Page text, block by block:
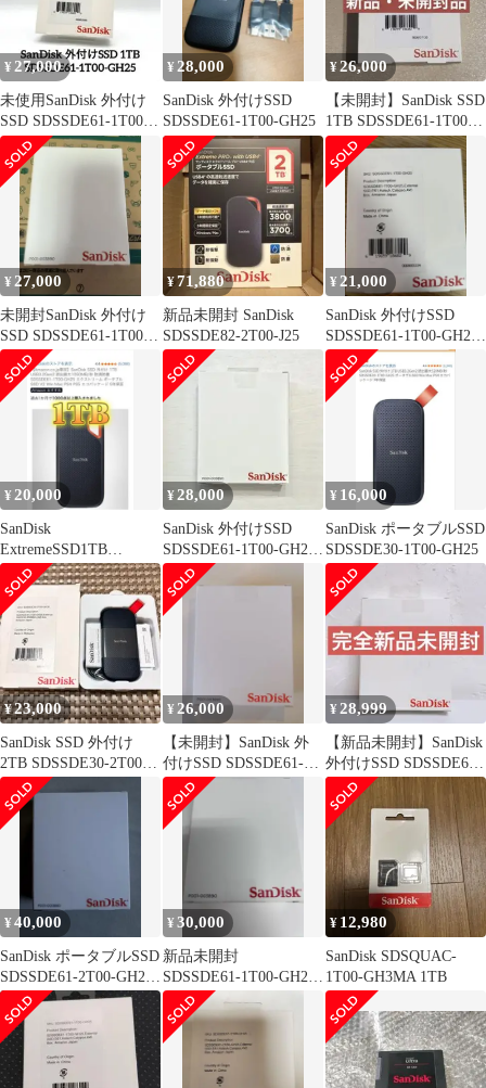
¥ 27,000
未使用SanDisk 外付け
SSD SDSSDE61-1T00-
GH25
¥28,000
SanDisk 外付けSSD
SDSSDE61-1T00-GH25
¥26,000
【未開封】SanDisk SSD
1TB SDSSDE61-1T00-
GH25
¥ 27,000
未開封SanDisk 外付け
SSD SDSSDE61-1T00-
GH25
¥71,880
新品未開封 SanDisk
SDSSDE82-2T00-J25
¥ 21,000
SanDisk 外付けSSD
SDSSDE61-1T00-GH25
1TB
¥ 20,000
SanDisk
ExtremeSSD1TB
SDSSDE61-1T00-GH25
¥28,000
SanDisk 外付けSSD
SDSSDE61-1T00-GH25
本体
¥ 16,000
SanDisk ポータブルSSD
SDSSDE30-1T00-GH25
¥23,000
SanDisk SSD 外付け
2TB SDSSDE30-2T00-
GH26
¥ 26,000
【未開封】SanDisk 外
付けSSD SDSSDE61-
1T00-GH25②
¥28,999
【新品未開封】SanDisk
外付けSSD SDSSDE61-
1T00-GH25
¥40,000
SanDisk ポータブルSSD
SDSSDE61-2T00-GH25
箱に汚有
¥30,000
新品未開封
SDSSDE61-1T00-GH25
エクストリーム
¥ 12,980
SanDisk SDSQUAC-
1T00-GH3MA 1TB